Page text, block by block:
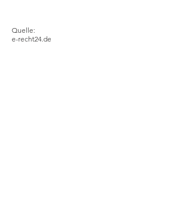
Quelle:
e-recht24.de